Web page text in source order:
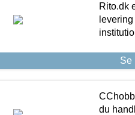
Rito.dk
Se
du